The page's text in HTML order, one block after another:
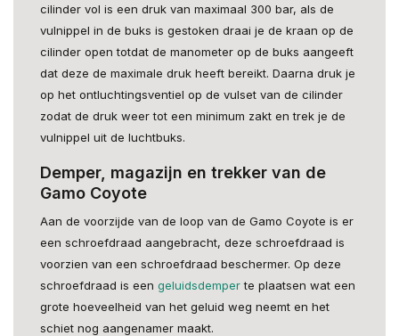
cilinder vol is een druk van maximaal 300 bar, als de
vulnippel in de buks is gestoken draai je de kraan op de
cilinder open totdat de manometer op de buks aangeeft
dat deze de maximale druk heeft bereikt. Daarna druk je
op het ontluchtingsventiel op de vulset van de cilinder
zodat de druk weer tot een minimum zakt en trek je de
vulnippel uit de luchtbuks.
Demper, magazijn en trekker van de
Gamo Coyote
Aan de voorzijde van de loop van de Gamo Coyote is er
een schroefdraad aangebracht, deze schroefdraad is
voorzien van een schroefdraad beschermer. Op deze
schroefdraad is een geluidsdemperte plaatsen wat een
grote hoeveelheid van het geluid weg neemt en het
schiet nog aangenamer maakt.